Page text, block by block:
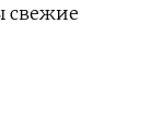
свежие